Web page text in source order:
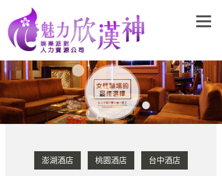
澎湖酒店 桃園酒店 台中酒店